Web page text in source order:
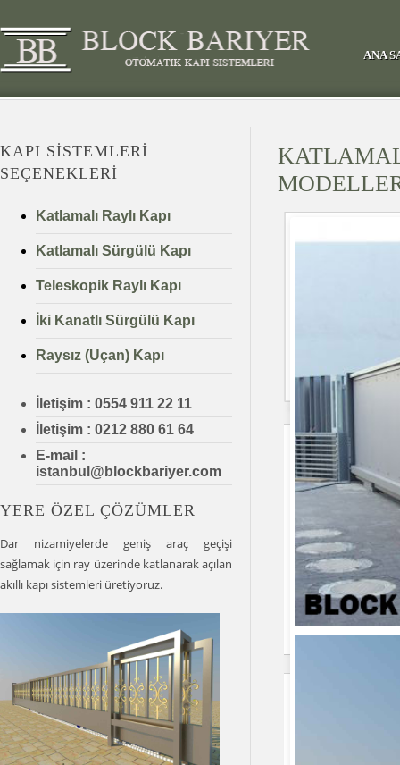
ANA
KAPI SISTEMLERI
SEÇENEKLERI
Katlamalı Raylı Kapı
Katlamalı Sürgülü Kapı
Teleskopik Raylı Kapı
İki Kanatlı Sürgülü Kapı
Raysız (Uçan) Kapı
İletişim : 0554 911 22 11
İletişim : 0212 880 61 64
E-mail :
istanbul@blockbariyer.com
YERE ÖZEL ÇÖZÜMLER
Dar nizamiyelerde geniş araç geçişi
sağlamak için ray üzerinde katlanarak açılan
akıllı kapı sistemleri üretiyoruz.